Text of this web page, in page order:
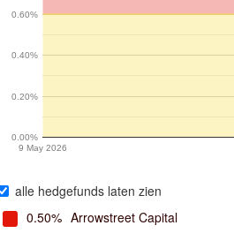
9 May 2026
0.00%
0.20%
0.40%
0.60%
alle hedgefunds laten zien
0.50% Arrowstreet Capital